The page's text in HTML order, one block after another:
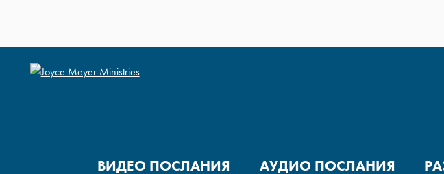
ВИДЕО ПОСЛАНИЯ АУДИО ПОСЛАНИЯ